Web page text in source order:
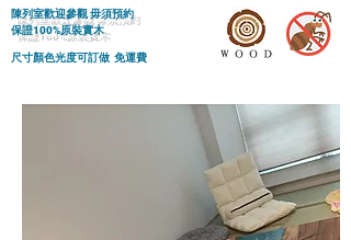
陳列室歡迎參觀 毋須預約
保證100%原裝實木
尺寸顏色光度可訂做 免運費